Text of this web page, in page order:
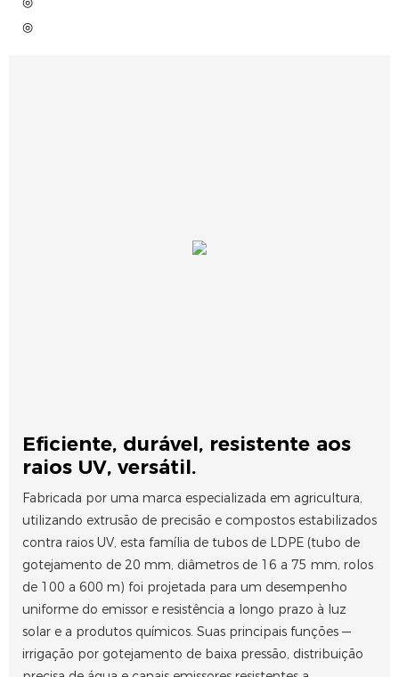
◎
Eficiente, durável, resistente aos
raios UV, versátil.
Fabricada por uma marca especializada em agricultura,
utilizando extrusão de precisão e compostos estabilizados
contra raios UV, esta família de tubos de LDPE (tubo de
gotejamento de 20 mm, diâmetros de 16 a 75 mm, rolos
de 100 a 600 m) foi projetada para um desempenho
uniforme do emissor e resistência a longo prazo à luz
solar e a produtos químicos. Suas principais funções —
irrigação por gotejamento de baixa pressão, distribuição